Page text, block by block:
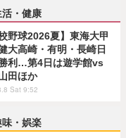
活・健康
校野球2026夏】東海大甲
大高崎・有明・長崎日
利…第4日は遊学館vs
田ほか
Sat 9:52
味・娯楽